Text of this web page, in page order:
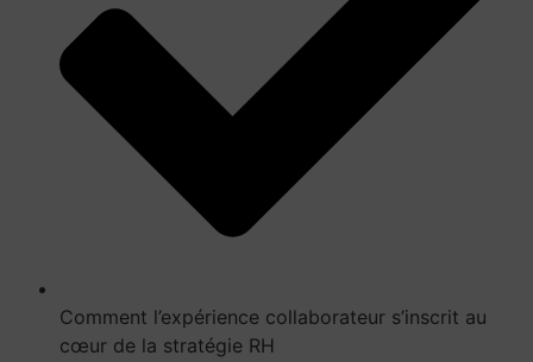
Comment l’expérience collaborateur s’inscrit au
cœur de la stratégie RH